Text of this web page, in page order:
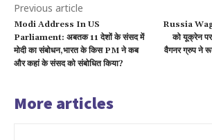
Previous article
Modi Address In US
Parliament: अबतक 11 देशों के संसद में
मोदी का संबोधन,भारत के किस PM ने कब
और कहां के संसद को संबोधित किया?
Russia
को यूक्रेन
वैगनर ग्रुप ने
More articles